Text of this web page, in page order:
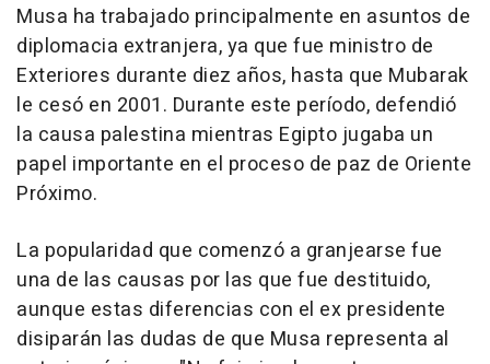
Musa ha trabajado principalmente en asuntos de
diplomacia extranjera, ya que fue ministro de
Exteriores durante diez años, hasta que Mubarak
le cesó en 2001. Durante este período, defendió
la causa palestina mientras Egipto jugaba un
papel importante en el proceso de paz de Oriente
Próximo.
La popularidad que comenzó a granjearse fue
una de las causas por las que fue destituido,
aunque estas diferencias con el ex presidente
disiparán las dudas de que Musa representa al